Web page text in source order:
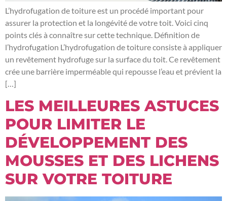
L’hydrofugation de toiture est un procédé important pour
assurer la protection et la longévité de votre toit. Voici cinq
points clés à connaître sur cette technique. Définition de
l’hydrofugation L’hydrofugation de toiture consiste à appliquer
un revêtement hydrofuge sur la surface du toit. Ce revêtement
crée une barrière imperméable qui repousse l’eau et prévient la
[…]
LES MEILLEURES ASTUCES
POUR LIMITER LE
DÉVELOPPEMENT DES
MOUSSES ET DES LICHENS
SUR VOTRE TOITURE